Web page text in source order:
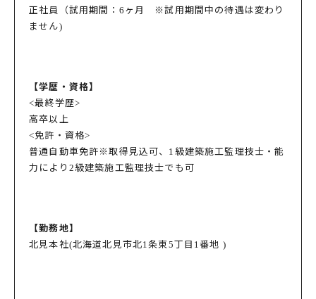
正社員（試用期間：6ヶ月 ※試用期間中の待遇は変わり
ません)
【学歴・資格】
<最終学歴>
高卒以上
<免許・資格>
普通自動車免許※取得見込可、1級建築施工監理技士・能
力により2級建築施工監理技士でも可
【勤務地】
北見本社(北海道北見市北1条東5丁目1番地 )